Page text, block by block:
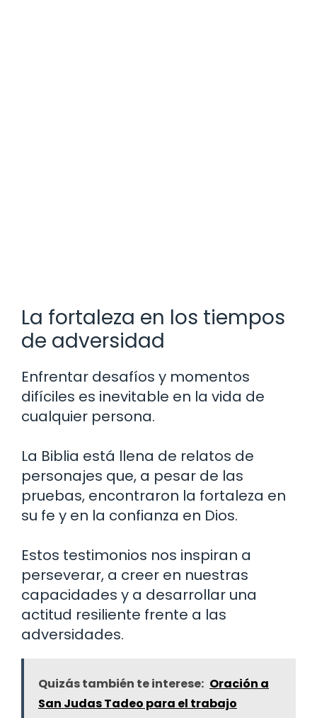
La fortaleza en los tiempos
de adversidad
Enfrentar desafíos y momentos
difíciles es inevitable en la vida de
cualquier persona.
La Biblia está llena de relatos de
personajes que, a pesar de las
pruebas, encontraron la fortaleza en
su fe y en la confianza en Dios.
Estos testimonios nos inspiran a
perseverar, a creer en nuestras
capacidades y a desarrollar una
actitud resiliente frente a las
adversidades.
Quizás también te interese: Oración a
San Judas Tadeo para el trabajo